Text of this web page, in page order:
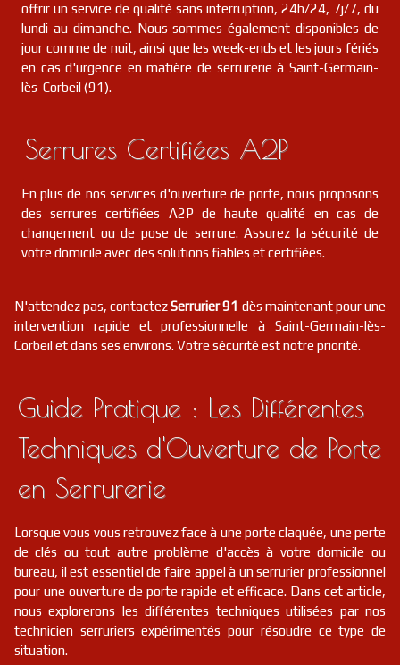
offrir un service de qualité sans interruption, 24h/24, 7j/7, du
lundi au dimanche. Nous sommes également disponibles de
jour comme de nuit, ainsi que les week-ends et les jours fériés
en cas d'urgence en matière de serrurerie à Saint-Germain-
lès-Corbeil (91).
Serrures Certifiées A2P
En plus de nos services d'ouverture de porte, nous proposons
des serrures certifiées A2P de haute qualité en cas de
changement ou de pose de serrure. Assurez la sécurité de
votre domicile avec des solutions fiables et certifiées.
N'attendez pas, contactezSerrurier 91 dès maintenant pour une
intervention rapide et professionnelle à Saint-Germain-lès-
Corbeil et dans ses environs. Votre sécurité est notre priorité.
Guide Pratique : Les Différentes
Techniques d'Ouverture de Porte
en Serrurerie
Lorsque vous vous retrouvez face à une porte claquée, une perte
de clés ou tout autre problème d'accès à votre domicile ou
bureau, il est essentiel de faire appel à un serrurier professionnel
pour une ouverture de porte rapide et efficace. Dans cet article,
nous explorerons les différentes techniques utilisées par nos
technicien serruriers expérimentés pour résoudre ce type de
situation.